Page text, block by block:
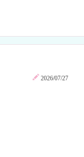
2026/07/27